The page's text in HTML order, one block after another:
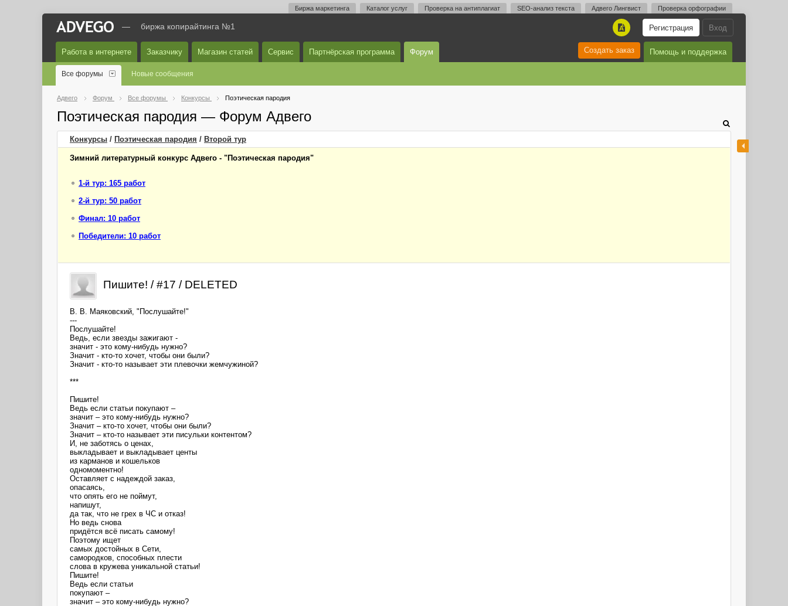
Биржа маркетинга Каталог услуг Проверка на антиплагиат SEO-анализ текста Адвего Лингвист Проверка орфографии
Вход
Регистрация
A
— биржа копирайтинга №1
Работа в интернете Заказчику Магазин статей Сервис Партнёрская программа Форум Помощь и поддержка
Создать заказ
Все форумы Новые сообщения
Адвего Форум Все форумы Конкурсы Поэтическая пародия
Поэтическая пародия — Форум Адвего
Конкурсы / Поэтическая пародия / Второй тур
Зимний литературный конкурс Адвего - "Поэтическая пародия"
1-й тур: 165 работ
2-й тур: 50 работ
Финал: 10 работ
Победители: 10 работ
Пишите! / #17 / DELETED
В. В. Маяковский, "Послушайте!"
---
Послушайте!
Ведь, если звезды зажигают -
значит - это кому-нибудь нужно?
Значит - кто-то хочет, чтобы они были?
Значит - кто-то называет эти плевочки жемчужиной?
***
Пишите!
Ведь если статьи покупают –
значит – это кому-нибудь нужно?
Значит – кто-то хочет, чтобы они были?
Значит – кто-то называет эти писульки контентом?
И, не заботясь о ценах,
выкладывает и выкладывает центы
из карманов и кошельков
одномоментно!
Оставляет с надеждой заказ,
опасаясь,
что опять его не поймут,
напишут,
да так, что не грех в ЧС и отказ!
Но ведь снова
придётся всё писать самому!
Поэтому ищет
самых достойных в Сети,
самородков, способных плести
слова в кружева уникальной статьи!
Пишите!
Ведь если статьи
покупают –
значит – это кому-нибудь нужно?